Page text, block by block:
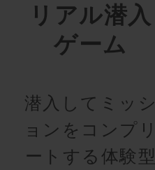
リアル潜入
ゲーム
潜入してミッシ
ョンをコンプリ
ートする体験型